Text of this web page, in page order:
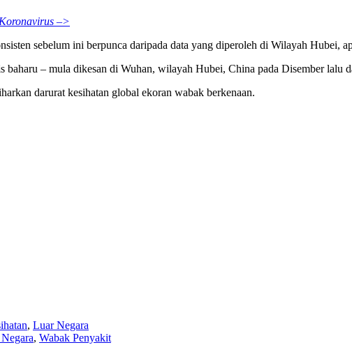
–>
sebelum ini berpunca daripada data yang diperoleh di Wilayah Hubei,
– mula dikesan di Wuhan, wilayah Hubei, China pada Disember lalu
darurat kesihatan global ekoran wabak berkenaan.
, Luar Negara
, Wabak Penyakit